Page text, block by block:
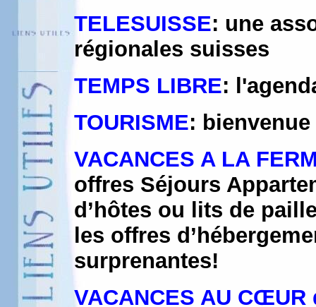
TELESUISSE: une
régionales suisses
TEMPS LIBRE:
TOURISME:
VACANCES A LA
offres Séjours
d’hôtes ou lits de
les offres
surprenantes!
VACANCES AU CŒUR